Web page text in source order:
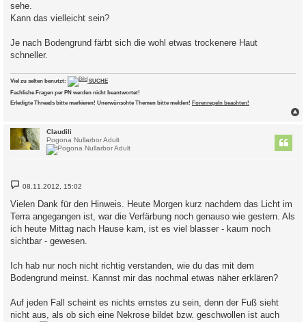
g
sehe.
Kann das vielleicht sein?
Je nach Bodengrund färbt sich die wohl etwas trockenere Haut
schneller.
Viel zu selten benutzt:
SUCHE
Fachliche Fragen per PN werden nicht beantwortet!
Erledigte Threads bitte markieren! Unerwünschte Themen bitte melden! Forenregeln beachten!
Claudili
Pogona Nullarbor Adult
B
e
t
r
g
08.11.2012, 15:02
Vielen Dank für den Hinweis. Heute Morgen kurz nachdem das Licht im
Terra angegangen ist, war die Verfärbung noch genauso wie gestern. Als
ich heute Mittag nach Hause kam, ist es viel blasser - kaum noch
sichtbar - gewesen.
Ich hab nur noch nicht richtig verstanden, wie du das mit dem
Bodengrund meinst. Kannst mir das nochmal etwas näher erklären?
Auf jeden Fall scheint es nichts ernstes zu sein, denn der Fuß sieht
nicht aus, als ob sich eine Nekrose bildet bzw. geschwollen ist auch